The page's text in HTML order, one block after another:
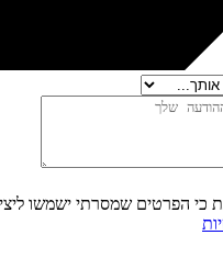
כי הפרטים שמסרתי ישמשו